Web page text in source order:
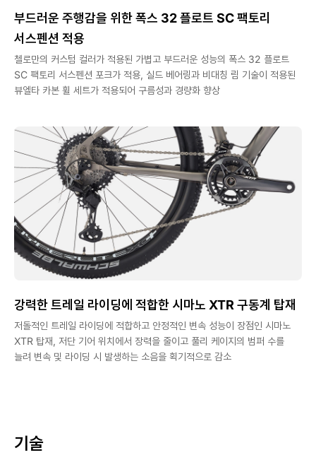
부드러운 주행감을 위한 폭스 32 플로트 SC 팩토리
서스펜션 적용
첼로만의 커스텀 컬러가 적용된 가볍고 부드러운 성능의 폭스 32 플로트
SC 팩토리 서스펜션 포크가 적용, 실드 베어링과 비대칭 림 기술이 적용된
뷰엘타 카본 휠 세트가 적용되어 구름성과 경량화 향상
강력한 트레일 라이딩에 적합한 시마노 XTR 구동계 탑재
저돌적인 트레일 라이딩에 적합하고 안정적인 변속 성능이 장점인 시마노
XTR 탑재, 저단 기어 위치에서 장력을 줄이고 풀리 케이지의 범퍼 수를
늘려 변속 및 라이딩 시 발생하는 소음을 획기적으로 감소
기술